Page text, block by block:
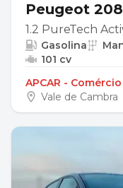
Peugeot 208
1.2 PureTech
Gasolina
101 cv
APCAR -
Vale de Cambra